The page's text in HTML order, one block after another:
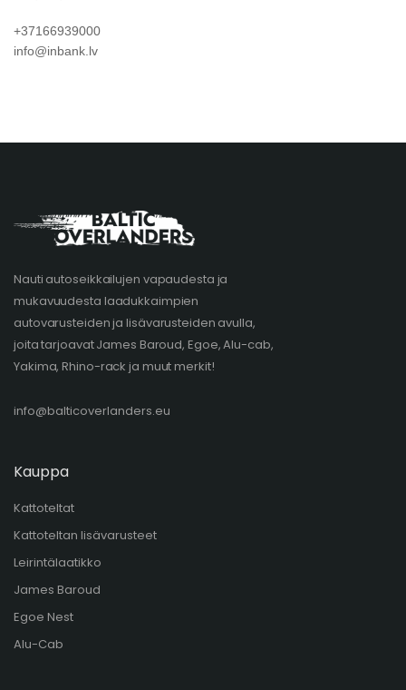
+37166939000
info@inbank.lv
Nauti autoseikkailujen vapaudesta ja
mukavuudesta laadukkaimpien
autovarusteiden ja lisävarusteiden avulla,
joita tarjoavat James Baroud, Egoe, Alu-cab,
Yakima, Rhino-rack ja muut merkit!
info@balticoverlanders.eu
Kauppa
Kattoteltat
Kattoteltan lisävarusteet
Leirintälaatikko
James Baroud
Egoe Nest
Alu-Cab